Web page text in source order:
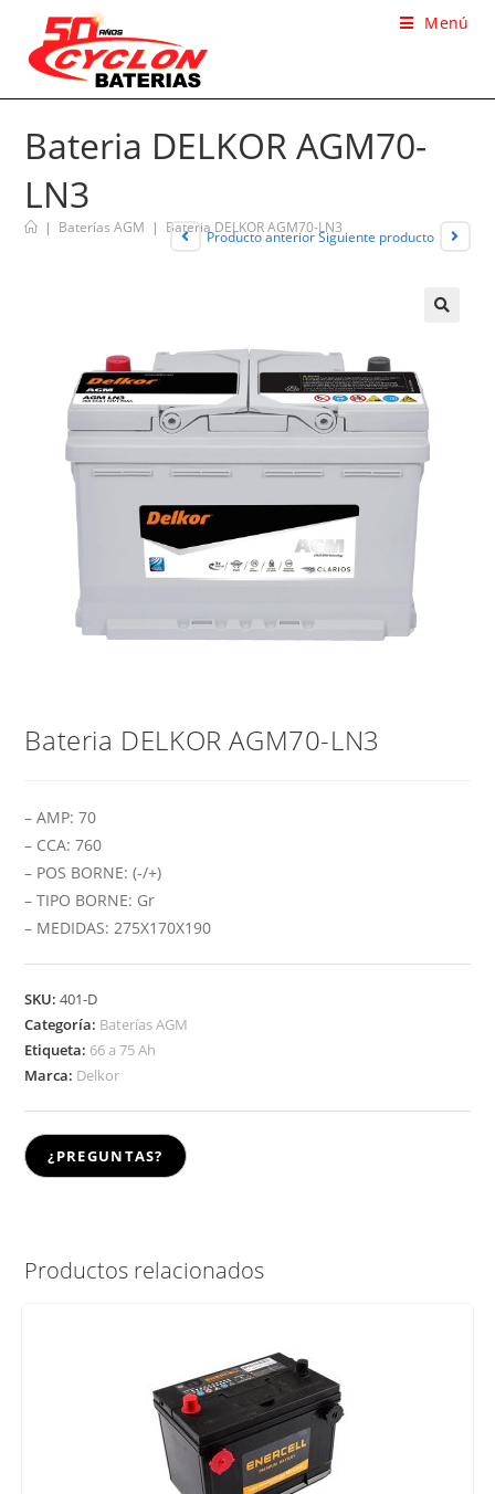
Menú
Bateria DELKOR AGM70-
LN3
| Baterías AGM | Bateria DELKOR AGM70-LN3
Producto anterior Siguiente producto
Bateria DELKOR AGM70-LN3
– AMP: 70
– CCA: 760
– POS BORNE: (-/+)
– TIPO BORNE: Gr
– MEDIDAS: 275X170X190
SKU:401-D
Categoría: Baterías AGM
Etiqueta: 66 a 75 Ah
Marca: Delkor
Productos relacionados